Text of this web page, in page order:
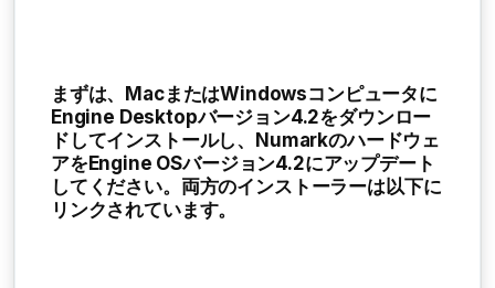
まずは、MacまたはWindowsコンピュータに
Engine Desktopバージョン4.2をダウンロー
ドしてインストールし、Numarkのハードウェ
アをEngine OSバージョン4.2にアップデート
してください。両方のインストーラーは以下に
リンクされています。